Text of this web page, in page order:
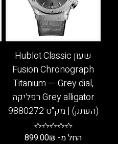
שעון Hublot Classic
Fusion Chronograph
Titanium — Grey dial,
Grey alligator רפליקה
(העתק) | מק"ט 9880272
החל מ- 899.00₪